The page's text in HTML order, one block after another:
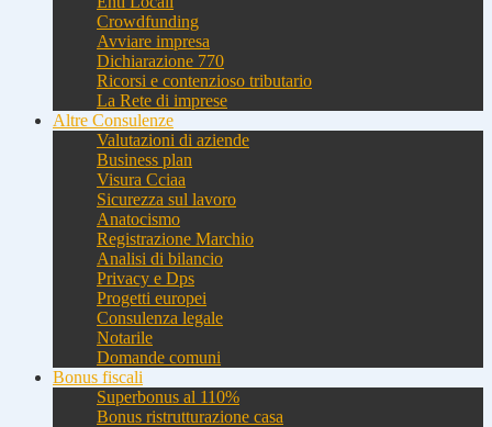
Crowdfunding
Avviare impresa
Dichiarazione 770
Ricorsi e contenzioso tributario
La Rete di imprese
Altre Consulenze
Valutazioni di aziende
Business plan
Visura Cciaa
Sicurezza sul lavoro
Anatocismo
Registrazione Marchio
Analisi di bilancio
Privacy e Dps
Progetti europei
Consulenza legale
Notarile
Domande comuni
Bonus fiscali
Superbonus al 110%
Bonus ristrutturazione casa